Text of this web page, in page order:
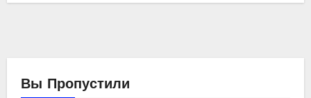
Вы Пропустили